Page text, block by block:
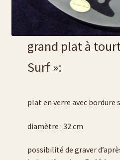
liste vases
grand plat à
Surf »:
plat en verre avec bordure
diamètre : 32 cm
possibilité de graver